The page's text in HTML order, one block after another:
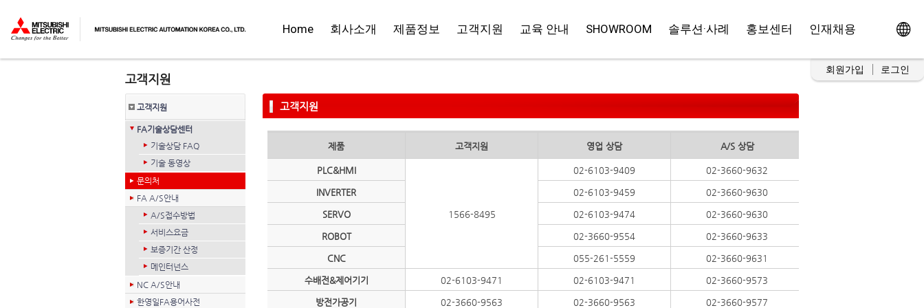
Home 회사소개 제품정보 고객지원 교육 안내 SHOWROOM 솔루션·사례 홍보센터 인재채용
회원가입 로그인
고객지원
FA기술상담센터
기술상담 FAQ
기술 동영상
문의처
FA A/S안내
A/S접수방법
서비스요금
보증기간 산정
메인터넌스
NC A/S안내
한영일FA용어사전
고객지원
제품 고객지원 영업 상담 A/S 상담
PLC&HMI
1566-8495
02-6103-9409 02-3660-9632
INVERTER 02-6103-9459 02-3660-9630
SERVO 02-6103-9474 02-3660-9630
ROBOT 02-3660-9554 02-3660-9633
CNC 055-261-5559 02-3660-9631
수배전&제어기기 02-6103-9471 02-6103-9471 02-3660-9573
방전가공기 02-3660-9563 02-3660-9563 02-3660-9577